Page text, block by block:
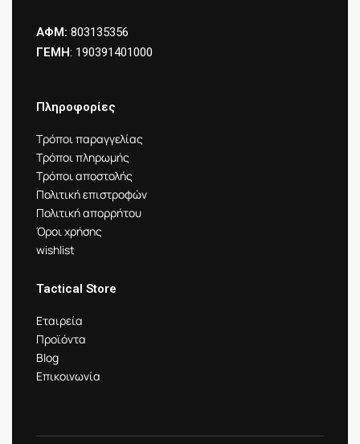
ΑΦΜ: 803135356
ΓΕΜΗ: 190391401000
Πληροφορίες
Τρόποι παραγγελίας
Τρόποι πληρωμής
Τρόποι αποστολής
Πολιτική επιστροφών
Πολιτική απορρήτου
Όροι χρήσης
wishlist
Tactical Store
Εταιρεία
Προϊόντα
Blog
Επικοινωνία